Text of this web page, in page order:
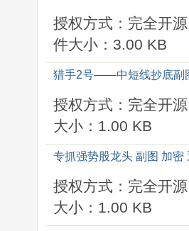
授权方式：完全开源
件大小：3.00 KB
猎手2号——中短线抄底副
授权方式：完全开源
大小：1.00 KB
专抓强势股龙头 副图 加
授权方式：完全开源
大小：1.00 KB